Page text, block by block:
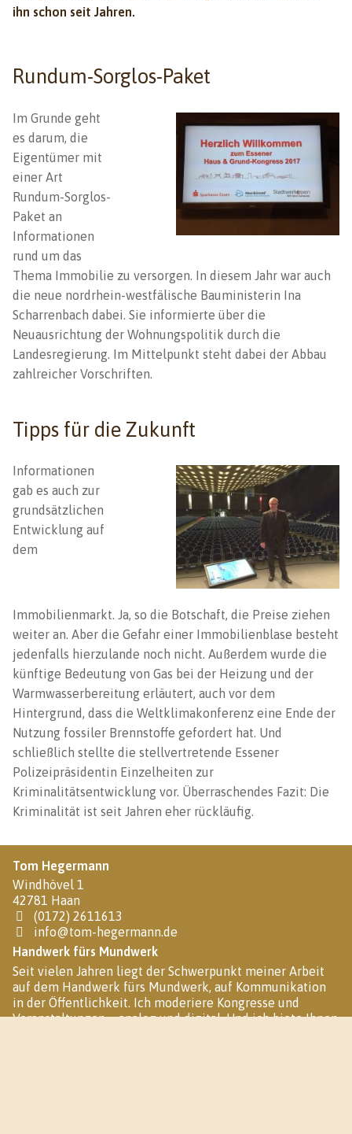
ihn schon seit Jahren.
Rundum-Sorglos-Paket
Im Grunde geht
es darum, die
Eigentümer mit
einer Art
Rundum-Sorglos-
Paket an
Informationen
rund um das
Thema Immobilie zu versorgen. In diesem Jahr war auch
die neue nordrhein-westfälische Bauministerin Ina
Scharrenbach dabei. Sie informierte über die
Neuausrichtung der Wohnungspolitik durch die
Landesregierung. Im Mittelpunkt steht dabei der Abbau
zahlreicher Vorschriften.
Tipps für die Zukunft
Informationen
gab es auch zur
grundsätzlichen
Entwicklung auf
dem
Immobilienmarkt. Ja, so die Botschaft, die Preise ziehen
weiter an. Aber die Gefahr einer Immobilienblase besteht
jedenfalls hierzulande noch nicht. Außerdem wurde die
künftige Bedeutung von Gas bei der Heizung und der
Warmwasserbereitung erläutert, auch vor dem
Hintergrund, dass die Weltklimakonferenz eine Ende der
Nutzung fossiler Brennstoffe gefordert hat. Und
schließlich stellte die stellvertretende Essener
Polizeipräsidentin Einzelheiten zur
Kriminalitätsentwicklung vor. Überraschendes Fazit: Die
Kriminalität ist seit Jahren eher rückläufig.
Tom Hegermann
Windhövel 1
42781 Haan
(0172) 2611613
info@tom-hegermann.de
Handwerk fürs Mundwerk
Seit vielen Jahren liegt der Schwerpunkt meiner Arbeit
auf dem Handwerk fürs Mundwerk, auf Kommunikation
in der Öffentlichkeit. Ich moderiere Kongresse und
Veranstaltungen – analog und digital. Und ich biete Ihnen